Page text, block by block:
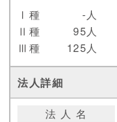
Ⅰ種
-人
Ⅱ種
95人
Ⅲ種
125人
法 人 名